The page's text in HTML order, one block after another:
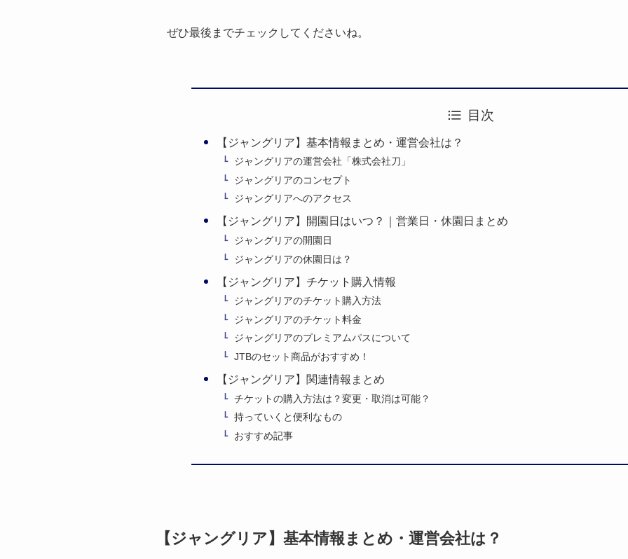
ぜひ最後までチェックしてくださいね。
目次
【ジャングリア】基本情報まとめ・運営会社は？
ジャングリアの運営会社「株式会社刀」
ジャングリアのコンセプト
ジャングリアへのアクセス
【ジャングリア】開園日はいつ？｜営業日・休園日まとめ
ジャングリアの開園日
ジャングリアの休園日は？
【ジャングリア】チケット購入情報
ジャングリアのチケット購入方法
ジャングリアのチケット料金
ジャングリアのプレミアムパスについて
JTBのセット商品がおすすめ！
【ジャングリア】関連情報まとめ
チケットの購入方法は？変更・取消は可能？
持っていくと便利なもの
おすすめ記事
【ジャングリア】基本情報まとめ・運営会社は？